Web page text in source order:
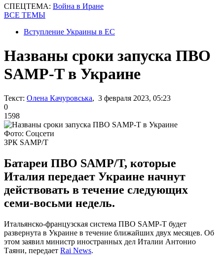
СПЕЦТЕМА: Война в Иране
ВСЕ ТЕМЫ
Вступление Украины в ЕС
Названы сроки запуска ПВО
SAMP-T в Украине
Текст: Олена Качуровська, 3 февраля 2023, 05:23
0
1598
Фото: Соцсети
ЗРК SAMP/T
Батареи ПВО SAMP/T, которые
Италия передает Украине начнут
действовать в течение следующих
семи-восьми недель.
Итальянско-французская система ПВО SAMP-T будет
развернута в Украине в течение ближайших двух месяцев. Об
этом заявил министр иностранных дел Италии Антонио
Таяни, передает Rai News.